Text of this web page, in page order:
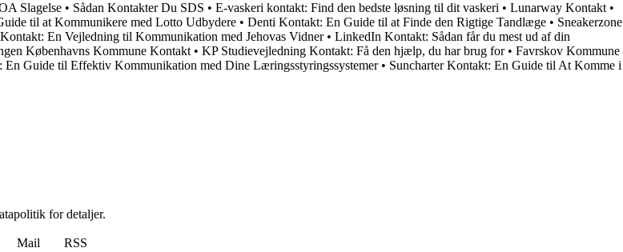
Slagelse • Sådan Kontakter Du SDS • E-vaskeri kontakt: Find den bedste løsning til dit vaskeri • Lunarway Kontakt •
til at Kommunikere med Lotto Udbydere • Denti Kontakt: En Guide til at Finde den Rigtige Tandlæge • Sneakerzone
En Vejledning til Kommunikation med Jehovas Vidner• LinkedIn Kontakt: Sådan får du mest ud af din
Københavns Kommune Kontakt • KP Studievejledning Kontakt: Få den hjælp, du har brug for• Favrskov Kommune
Guide til Effektiv Kommunikation med Dine Læringsstyringssystemer• Suncharter Kontakt: En Guide til At Komme i
for detaljer.
Mail RSS